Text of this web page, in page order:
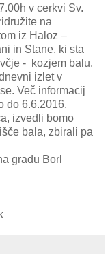
v cerkvi Sv.
na
iz Haloz –
in Stane, ki sta
- kozjem balu.
izlet v
Več informacij
do 6.6.2016.
izvedli bomo
bala, zbirali pa
gradu Borl